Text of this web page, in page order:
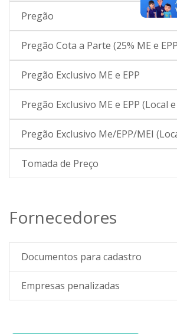
Pregão
Pregão Cota a Parte (25% ME e
Pregão Exclusivo ME e EPP
Pregão Exclusivo ME e EPP (Local
Pregão Exclusivo Me/EPP/MEI
Tomada de Preço
Fornecedores
Documentos para cadastro
Empresas penalizadas